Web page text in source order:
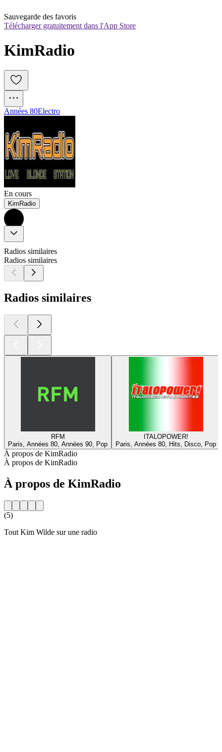
Sauvegarde des favoris
Télécharger gratuitement dans l'App Store
KimRadio
Années 80Electro
En cours
KimRadio
Radios similaires
Radios similaires
Radios similaires
RFM
Paris, Années 80, Années 90, Pop
ITALOPOWER!
Paris, Années 80, Hits, Disco, Pop
À propos de KimRadio
À propos de KimRadio
À propos de KimRadio
(5)
Tout Kim Wilde sur une radio